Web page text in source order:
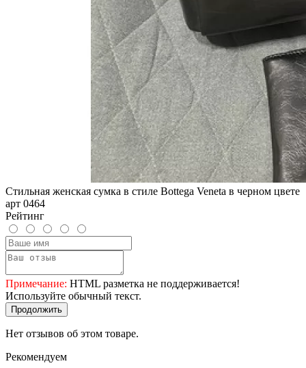
Стильная женская сумка в стиле Bottega Veneta в черном цвете
арт 0464
Рейтинг
Примечание: HTML разметка не поддерживается!
Используйте обычный текст.
Продолжить
Нет отзывов об этом товаре.
Рекомендуем